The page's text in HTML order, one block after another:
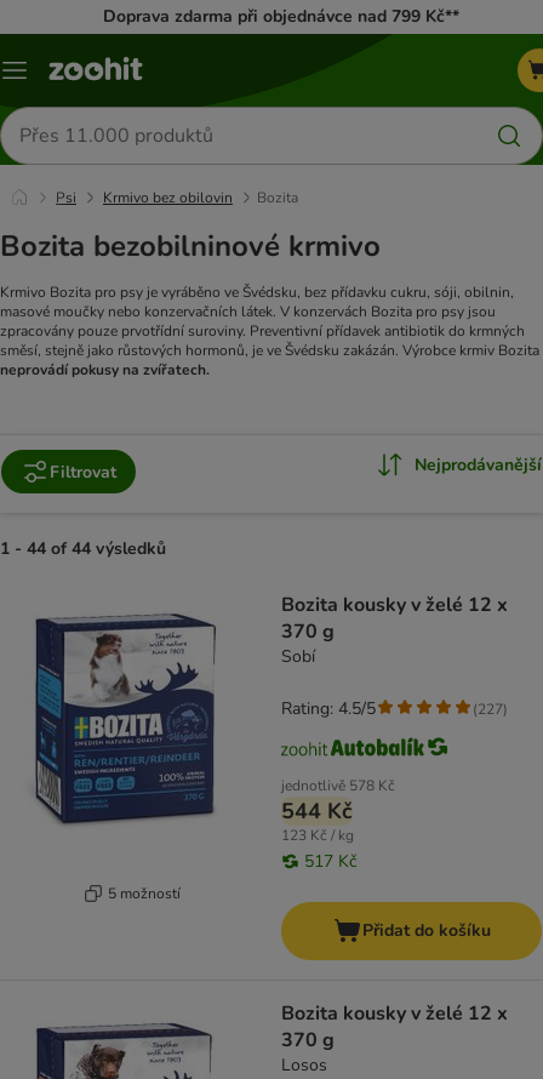
Doprava zdarma při objednávce nad 799 Kč**
Menu
Hledat
produkty
Psi Krmivo bez obilovin Bozita
Bozita bezobilninové krmivo
Krmivo Bozita pro psy je vyráběno ve Švédsku, bez přídavku cukru, sóji, obilnin,
masové moučky nebo konzervačních látek. V konzervách Bozita pro psy jsou
zpracovány pouze prvotřídní suroviny. Preventivní přídavek antibiotik do krmných
směsí, stejně jako růstových hormonů, je ve Švédsku zakázán. Výrobce krmiv Bozita
neprovádí pokusy na zvířatech.
Filtrovat Nejprodávanější
1 - 44 of 44 výsledků
5 možností
Bozita kousky v želé 12 x
370 g
Sobí
jednotlivě 578 Kč
544 Kč
123 Kč / kg
517 Kč
Rating: 4.5/5 (227)
Přidat do košíku
Bozita kousky v želé 12 x
370 g
Losos